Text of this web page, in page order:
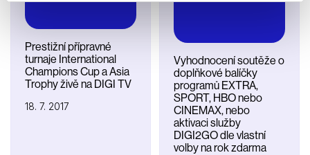
Prestižní přípravné
turnaje International
Champions Cup a Asia
Trophy živě na DIGI TV
18. 7. 2017
Vyhodnocení soutěže o
doplňkové balíčky
programů EXTRA,
SPORT, HBO nebo
CINEMAX, nebo
aktivaci služby
DIGI2GO dle vlastní
volby na rok zdarma